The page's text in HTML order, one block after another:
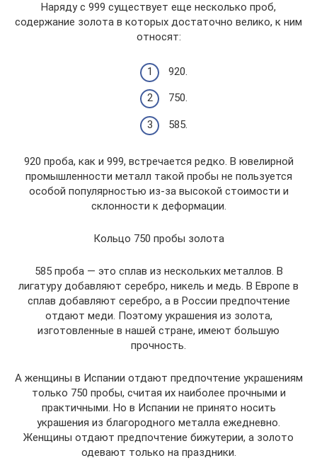
Наряду с 999 существует еще несколько проб,
содержание золота в которых достаточно велико, к ним
относят:
920.
750.
585.
920 проба, как и 999, встречается редко. В ювелирной
промышленности металл такой пробы не пользуется
особой популярностью из-за высокой стоимости и
склонности к деформации.
Кольцо 750 пробы золота
585 проба — это сплав из нескольких металлов. В
лигатуру добавляют серебро, никель и медь. В Европе в
сплав добавляют серебро, а в России предпочтение
отдают меди. Поэтому украшения из золота,
изготовленные в нашей стране, имеют большую
прочность.
А женщины в Испании отдают предпочтение украшениям
только 750 пробы, считая их наиболее прочными и
практичными. Но в Испании не принято носить
украшения из благородного металла ежедневно.
Женщины отдают предпочтение бижутерии, а золото
одевают только на праздники.